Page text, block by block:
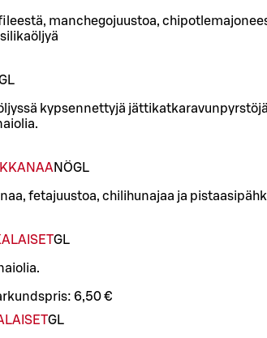
manchegojuustoa,
L
kypsennettyjä
NÖGL
fetajuustoa, chilihunajaa ja
GL
6,50 €
GL